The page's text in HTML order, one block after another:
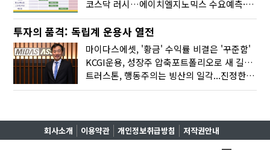
코스닥 러시…에이치엘지노믹스 수요예측·레메디 청약
투자의 품격: 독립계 운용사 열전
마이다스에셋, '황금' 수익률 비결은 '꾸준함'
KCGI운용, 성장주 압축포트폴리오로 새 길을 그리다
트러스톤, 행동주의는 빙산의 일각...진정한 힘은 '주식형 강자'
회사소개 이용약관 개인정보취급방침 저작권안내